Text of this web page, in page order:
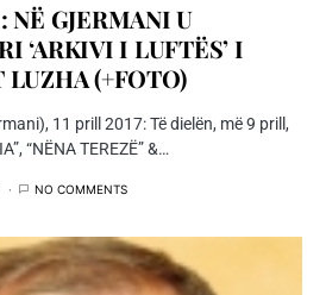
NË GJERMANI U
‘ARKIVI I LUFTËS’ I
(+FOTO)
11 prill 2017: Të dielën, më 9 prill,
“NËNA TEREZË” &…
NO COMMENTS